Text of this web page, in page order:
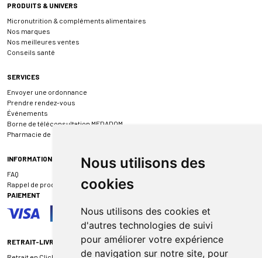
Nous utilisons des
cookies
Nous utilisons des cookies et
d'autres technologies de suivi
pour améliorer votre expérience
de navigation sur notre site, pour
PRODUITS & UNIVERS
Micronutrition & compléments alimentaires
Nos marques
Nos meilleures ventes
Conseils santé
SERVICES
Envoyer une ordonnance
Prendre rendez-vous
Événements
Borne de téléconsultation MEDADOM
Pharmacie de garde
INFORMATIONS
FAQ
Rappel de produit
PAIEMENT
RETRAIT-LIVRAISON